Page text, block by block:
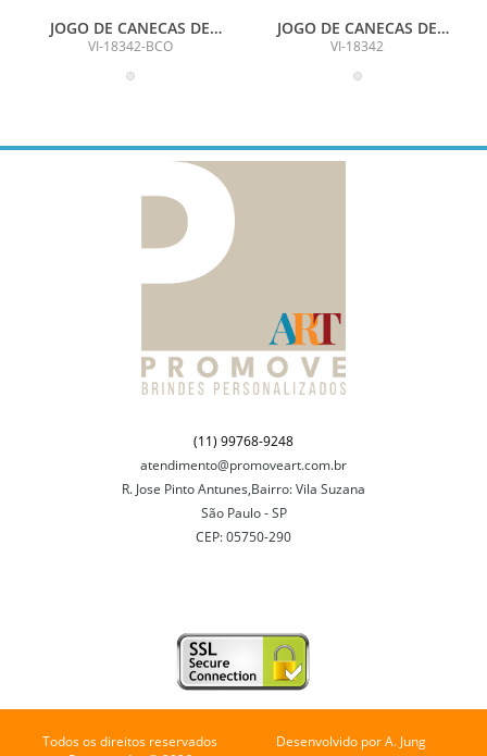
JOGO DE CANECAS DE
VIDRO P/ CERVEJA 340 ML -
A GARRAFA
VI-18342-BCO
JOGO DE CANECAS DE
VIDRO P/ CERVEJA 340 ML -
A GARRAFA
VI-18342
(11) 99768-9248
atendimento@promoveart.com.br
R. Jose Pinto Antunes,Bairro: Vila Suzana
São Paulo - SP
CEP: 05750-290
Todos os direitos reservados
Desenvolvido porA. Jung